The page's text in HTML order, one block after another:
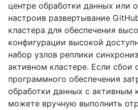
центре обработки данных или
настроив развертывание
кластера для обеспечения
конфигурации высокой
набор узлов реплики
активном кластере. Если сбои
программного обеспечения
обработки данных с активным
можете вручную выполнить